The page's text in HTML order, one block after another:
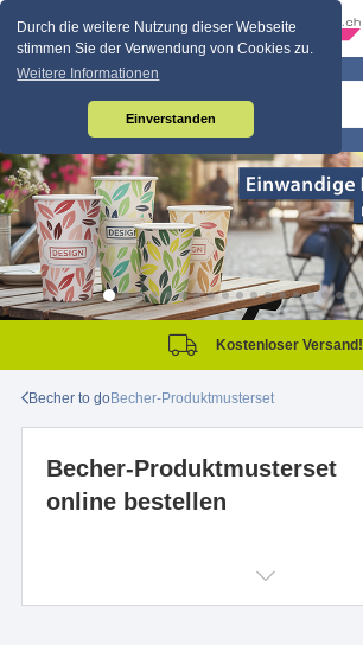
Durch die weitere Nutzung dieser Webseite
stimmen Sie der Verwendung von Cookies zu.
Weitere Informationen
Einverstanden
Kostenloser Versand!
Becher to goBecher-Produktmusterset
Becher-Produktmusterset
online bestellen